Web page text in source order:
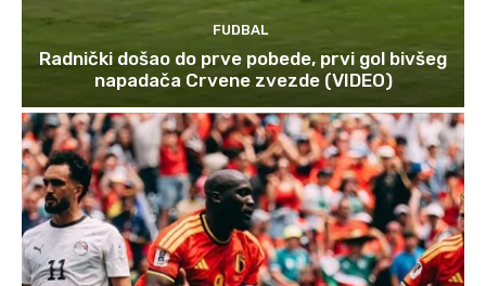
FUDBAL
Radnički došao do prve pobede, prvi gol bivšeg
napadača Crvene zvezde (VIDEO)